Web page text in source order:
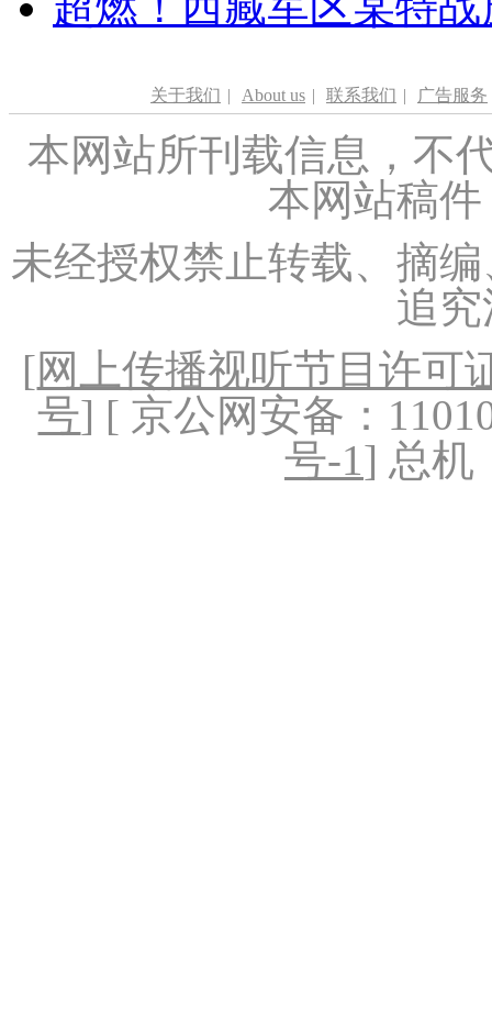
关于我们 | About us | 联系我们 | 广告服务
本网站所刊载信息，不
本网站稿
未经授权禁止转载、摘
追
[网上传播视听节目许可
号] [ 京公网安备：
号-1] 总机